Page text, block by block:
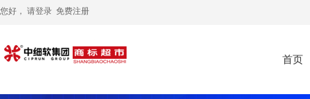
您好， 请登录 免费注册
首页